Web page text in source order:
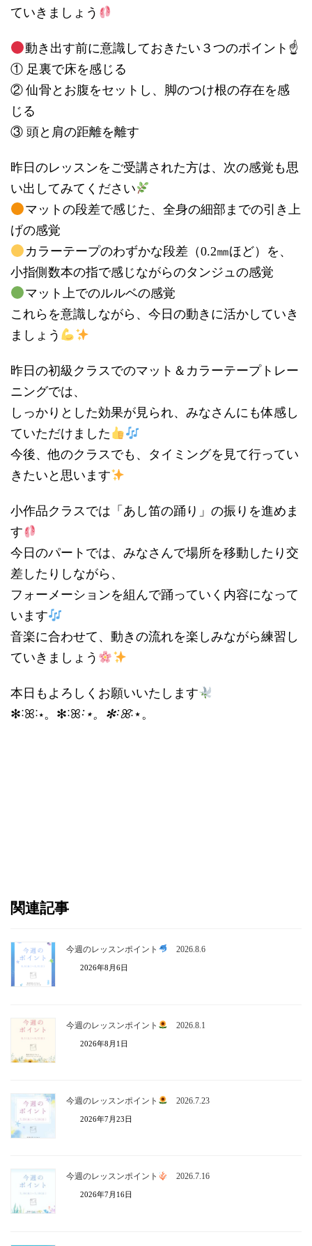
ていきましょう
動き出す前に意識しておきたい３つのポイント☝
① 足裏で床を感じる
② 仙骨とお腹をセットし、脚のつけ根の存在を感
じる
③ 頭と肩の距離を離す
昨日のレッスンをご受講された方は、次の感覚も思
い出してみてください
マットの段差で感じた、全身の細部までの引き上
げの感覚
カラーテープのわずかな段差（0.2㎜ほど）を、
小指側数本の指で感じながらのタンジュの感覚
マット上でのルルベの感覚
これらを意識しながら、今日の動きに活かしていき
ましょう
昨日の初級クラスでのマット＆カラーテープトレー
ニングでは、
しっかりとした効果が見られ、みなさんにも体感し
ていただけました
今後、他のクラスでも、タイミングを見て行ってい
きたいと思います
小作品クラスでは「あし笛の踊り」の振りを進めま
す
今日のパートでは、みなさんで場所を移動したり交
差したりしながら、
フォーメーションを組んで踊っていく内容になって
います
音楽に合わせて、動きの流れを楽しみながら練習し
ていきましょう
本日もよろしくお願いいたします
✻˸ꕤ˸⋆。✻˸ꕤ˸⋆。✻˸ꕤ˸⋆。
関連記事
今週のレッスンポイント 2026.8.6
2026年8月6日
今週のレッスンポイント 2026.8.1
2026年8月1日
今週のレッスンポイント 2026.7.23
2026年7月23日
今週のレッスンポイント 2026.7.16
2026年7月16日